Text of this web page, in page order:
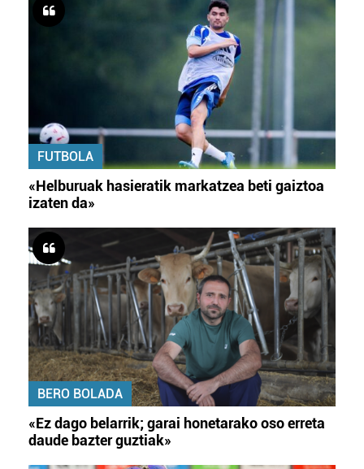
FUTBOLA
«Helburuak hasieratik markatzea beti gaiztoa
izaten da»
BERO BOLADA
«Ez dago belarrik; garai honetarako oso erreta
daude bazter guztiak»